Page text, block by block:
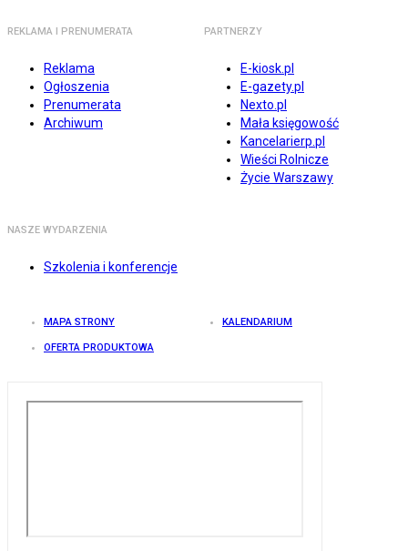
REKLAMA I PRENUMERATA
Reklama
Ogłoszenia
Prenumerata
Archiwum
PARTNERZY
E-kiosk.pl
E-gazety.pl
Nexto.pl
Mała księgowość
Kancelarierp.pl
Wieści Rolnicze
Życie Warszawy
NASZE WYDARZENIA
Szkolenia i konferencje
MAPA STRONY KALENDARIUM
OFERTA PRODUKTOWA